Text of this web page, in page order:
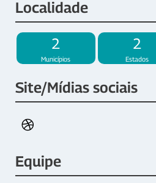
Localidade
2
Municípios
2
Estados
Site/Mídias sociais
Equipe